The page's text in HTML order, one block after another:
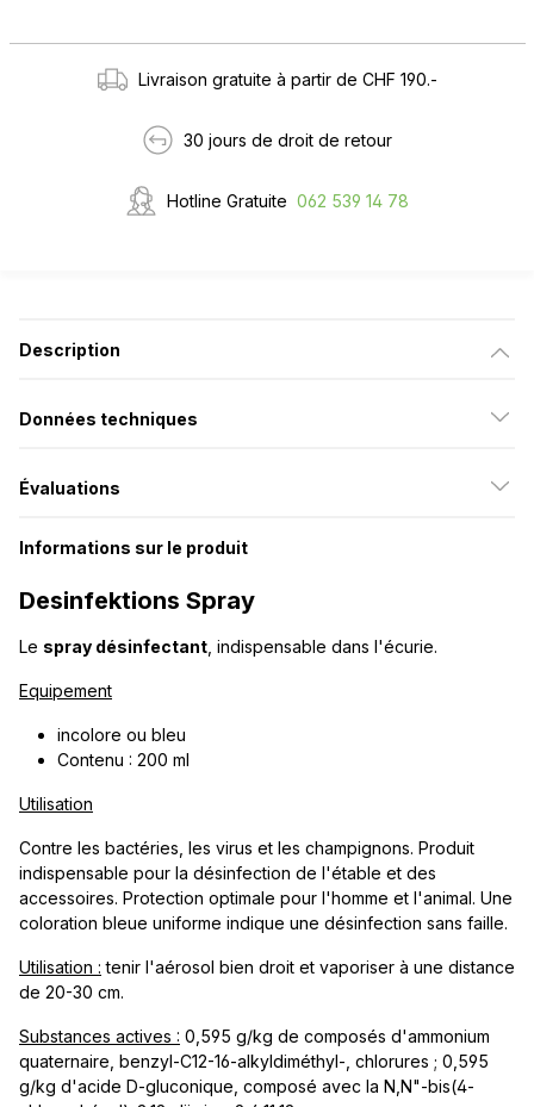
Livraison gratuite à partir de CHF 190.-
30 jours de droit de retour
Hotline Gratuite 062 539 14 78
Description
Données techniques
Évaluations
Informations sur le produit
Desinfektions Spray
Le spray désinfectant , indispensable dans l'écurie.
Equipement
incolore ou bleu
Contenu : 200 ml
Utilisation
Contre les bactéries, les virus et les champignons. Produit
indispensable pour la désinfection de l'étable et des
accessoires. Protection optimale pour l'homme et l'animal. Une
coloration bleue uniforme indique une désinfection sans faille.
Utilisation : tenir l'aérosol bien droit et vaporiser à une distance
de 20-30 cm.
Substances actives : 0,595 g/kg de composés d'ammonium
quaternaire, benzyl-C12-16-alkyldiméthyl-, chlorures ; 0,595
g/kg d'acide D-gluconique, composé avec la N,N"-bis(4-